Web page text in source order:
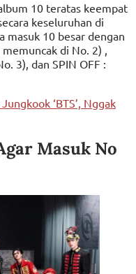
10 teratas keempat
keseluruhan di
masuk 10 besar dengan
memuncak di No. 2) ,
3), dan SPIN OFF :
‘BTS’, Nggak
Masuk No